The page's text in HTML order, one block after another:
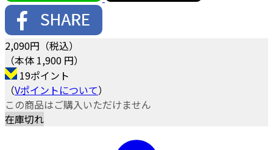
2,090円（税込）
（本体 1,900 円）
19ポイント
（Vポイントについて）
この商品はご購入いただけません
在庫切れ